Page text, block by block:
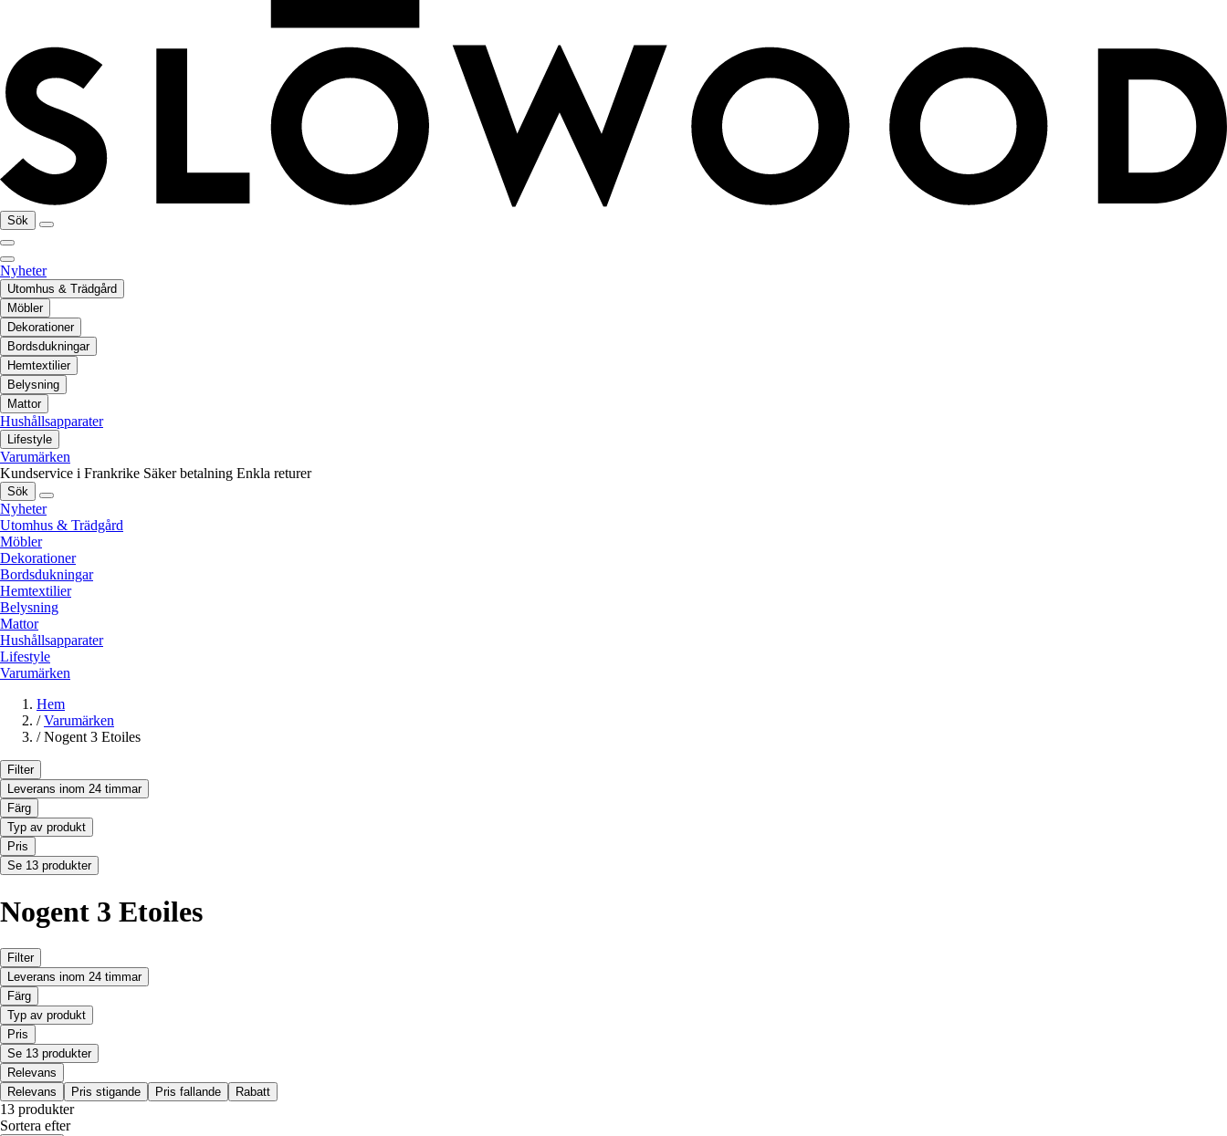
Sök
Nyheter
Utomhus & Trädgård
Möbler
Dekorationer
Bordsdukningar
Hemtextilier
Belysning
Mattor
Hushållsapparater
Lifestyle
Varumärken
Kundservice i Frankrike Säker betalning Enkla returer
Sök
Nyheter
Utomhus & Trädgård
Möbler
Dekorationer
Bordsdukningar
Hemtextilier
Belysning
Mattor
Hushållsapparater
Lifestyle
Varumärken
Hem
/ Varumärken
/ Nogent 3 Etoiles
Filter
Leverans inom 24 timmar
Färg
Typ av produkt
Pris
Se 13 produkter
Nogent 3 Etoiles
Filter
Leverans inom 24 timmar
Färg
Typ av produkt
Pris
Se 13 produkter
Relevans
Relevans
Pris stigande Pris fallande Rabatt
13 produkter
Sortera efter